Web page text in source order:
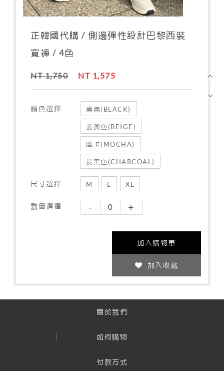
正韓國代購 / 側邊彈性設計巴黎西裝
寬褲 / 4色
NT 1,750 NT 1,575
顏色選擇 黑色(BLACK)
姜黃色(BEIGE)
摩卡(MOCHA)
炭黑色(CHARCOAL)
尺寸選擇 M L XL
數量選擇 - +
加入購物車
加入收藏
關於我們
如何購物
付款方式